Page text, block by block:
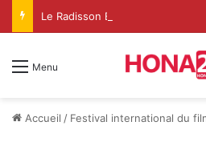
Menu
Accueil / Festival international du